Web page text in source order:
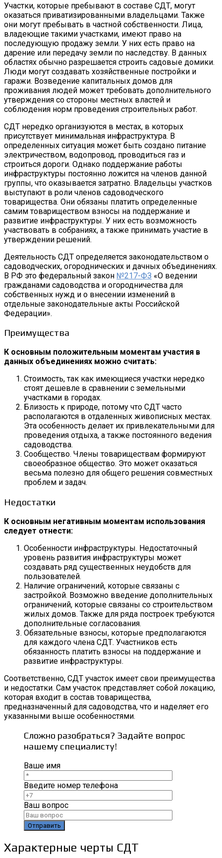
Участки, которые пребывают в составе СДТ, могут
оказаться приватизированными владельцами. Также
они могут пребывать в частной собственности. Лица,
владеющие такими участками, имеют право на
последующую продажу земли. У них есть право на
дарение или передачу земли по наследству. В данных
областях обычно разрешается строить садовые домики.
Люди могут создавать хозяйственные постройки и
гаражи. Возведение капитальных домов для
проживания людей может требовать дополнительного
утверждения со стороны местных властей и
соблюдения норм проведения строительных работ.
СДТ нередко организуются в местах, в которых
присутствует минимальная инфраструктура. В
определенных ситуация может быть создано питание
электричеством, водопровод, проводиться газ и
строиться дороги. Однако поддержание работы
инфраструктуры постоянно ложится на членов данной
группы, что оказывается затратно. Владельцы участков
выступают в роли членов садоводческого
товарищества. Они обязаны платить определенные
самим товариществом взносы на поддержание и
развитие инфраструктуры. У них есть возможность
участвовать в собраниях, а также принимать участие в
утверждении решений.
Деятельность СДТ определяется законодательством о
садоводческих, огороднических и дачных объединениях.
В РФ это федеральный закон №217-ФЗ «О ведении
гражданами садоводства и огородничества для
собственных нужд и о внесении изменений в
отдельные законодательные акты Российской
Федерации».
Преимущества
К основным положительным моментам участия в
данных объединениях можно считать:
Стоимость, так как имеющиеся участки нередко
стоят дешевле в сравнении с земельными
участками в городах.
Близость к природе, потому что СДТ часто
располагаются в отдаленных живописных местах.
Эта особенность делает их привлекательными для
проведения отдыха, а также постоянного ведения
садоводства.
Сообщество. Члены товариществам формируют
своеобразное общество. Это может оказаться
весьма полезно для общего решения совместных
проблем и задач.
Недостатки
К основным негативным моментам использования
следует отнести:
Особенности инфраструктуры. Недостаточный
уровень развития инфраструктуры может
создавать ряд существенных неудобств для
пользователей.
Наличие ограничений, которые связаны с
застройкой. Возможно введение дополнительных
ограничений, которые связаны со строительством
жилых домов. Также для ряда построек требуются
дополнительные согласования.
Обязательные взносы, которые предполагаются
для каждого члена СДТ. Участников есть
обязанность платить взносы на поддержание и
развитие инфраструктуры.
Соответственно, СДТ участок имеет свои преимущества
и недостатки. Сам участок представляет собой локацию,
которая входит в состав товарищества,
предназначенный для садоводства, что и наделяет его
указанными выше особенностями.
Сложно разобраться? Задайте вопрос
нашему специалисту!
Ваше имя
Введите номер телефона
Ваш вопрос
Характерные черты СДТ